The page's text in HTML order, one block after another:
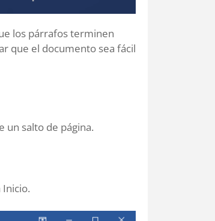
los párrafos terminen
que el documento sea fácil
un salto de página.
Inicio.